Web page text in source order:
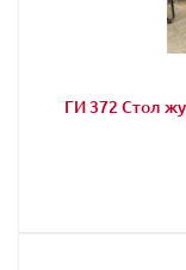
ГИ 372 Стол